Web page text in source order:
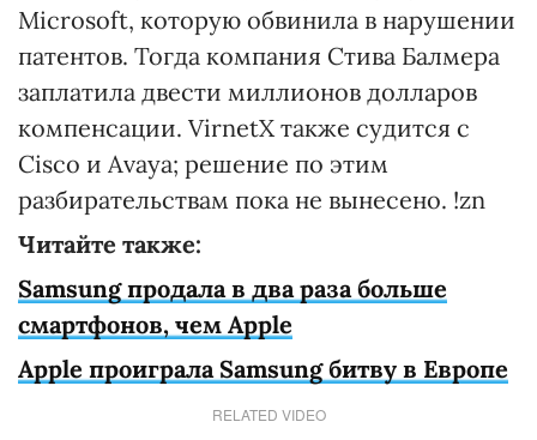
Microsoft, которую обвинила в нарушении
патентов. Тогда компания Стива Балмера
заплатила двести миллионов долларов
компенсации. VirnetX также судится с
Cisco и Avaya; решение по этим
разбирательствам пока не вынесено. !zn
Читайте также:
Samsung продала в два раза больше
смартфонов, чем Apple
Apple проиграла Samsung битву в Европе
RELATED VIDEO